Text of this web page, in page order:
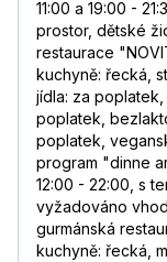
11:00 a 19:00 -
prostor, dětské
restaurace
kuchyně: řecká,
jídla: za
poplatek,
poplatek,
program "dinne
12:00 - 22:00, s
vyžadováno
gurmánská
kuchyně: řecká,